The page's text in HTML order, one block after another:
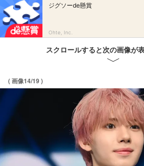
ジグソーde懸賞
Ohte, Inc.
スクロールすると次の画像が
( 画像14/19 )